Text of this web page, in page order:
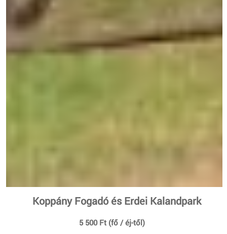
Koppány Fogadó és Erdei Kalandpark
5 500 Ft (fő / éj-től)